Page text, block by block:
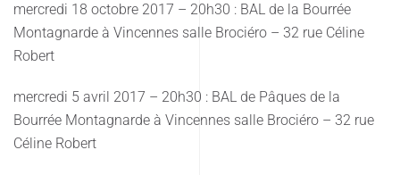
mercredi 18 octobre 2017 – 20h30 : BAL de la Bourrée
Montagnarde à Vincennes salle Brociéro – 32 rue Céline
Robert
mercredi 5 avril 2017 – 20h30 : BAL de Pâques de la
Bourrée Montagnarde à Vincennes salle Brociéro – 32 rue
Céline Robert